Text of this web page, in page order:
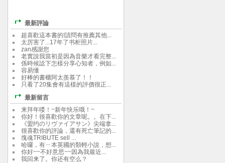
最新評論
超喜歡這本書的!請問有推薦其他...
太厉害了...17年了书柜照片...
zan感謝您
老實說我當初是因為音樂才看完整...
係時候諗下怎樣分享心知者，例如...
容易懂
好棒的書櫃阿太羨慕了！！
只看了20集會有這樣的評價很正...
最新留言
来拜年喽！~新年快乐哦！~
你好！很喜歡你的文章呢。。在下...
《盟约のリヴァイアサン》尖端拿...
很喜歡你的評論，還有死亡筆記的...
塊魂TRIBUTE sell ...
哈囉，有ㄧ本英國的類輕小說，想...
你好~~不好意思~~因為我最近...
我回来了。你还有空么？